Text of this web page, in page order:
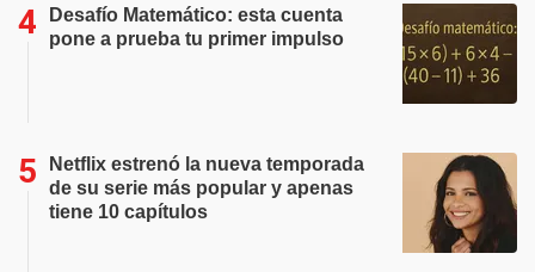
Desafío Matemático: esta cuenta
pone a prueba tu primer impulso
Netflix estrenó la nueva temporada
de su serie más popular y apenas
tiene 10 capítulos